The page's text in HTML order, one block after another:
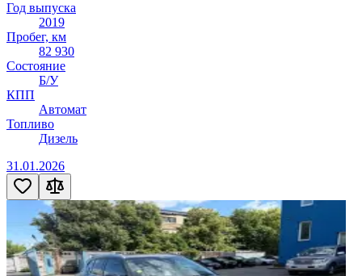
Год выпуска
2019
Пробег, км
82 930
Состояние
Б/У
КПП
Автомат
Топливо
Дизель
31.01.2026